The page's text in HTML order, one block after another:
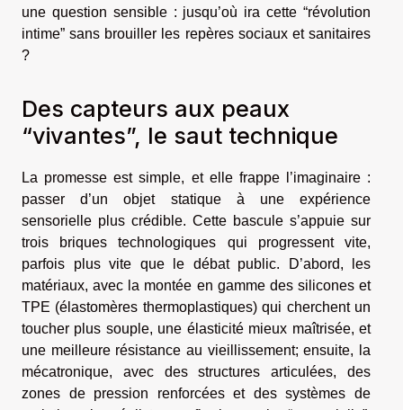
une question sensible : jusqu’où ira cette “révolution
intime” sans brouiller les repères sociaux et sanitaires
?
Des capteurs aux peaux
“vivantes”, le saut technique
La promesse est simple, et elle frappe l’imaginaire :
passer d’un objet statique à une expérience
sensorielle plus crédible. Cette bascule s’appuie sur
trois briques technologiques qui progressent vite,
parfois plus vite que le débat public. D’abord, les
matériaux, avec la montée en gamme des silicones et
TPE (élastomères thermoplastiques) qui cherchent un
toucher plus souple, une élasticité mieux maîtrisée, et
une meilleure résistance au vieillissement; ensuite, la
mécatronique, avec des structures articulées, des
zones de pression renforcées et des systèmes de